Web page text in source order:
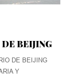
BEIJING
DE BEIJING
Y